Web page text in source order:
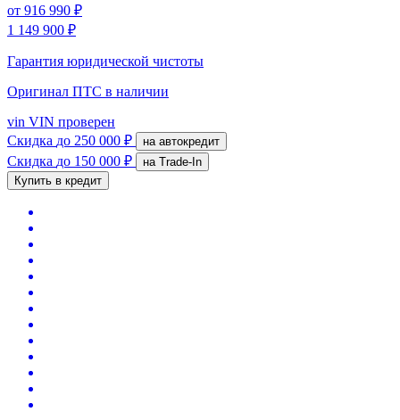
от 916 990 ₽
1 149 900 ₽
Гарантия юридической чистоты
Оригинал ПТС в наличии
vin VIN проверен
Скидка до 250 000 ₽ на автокредит
Скидка до 150 000 ₽
на Trade-In
Купить в кредит